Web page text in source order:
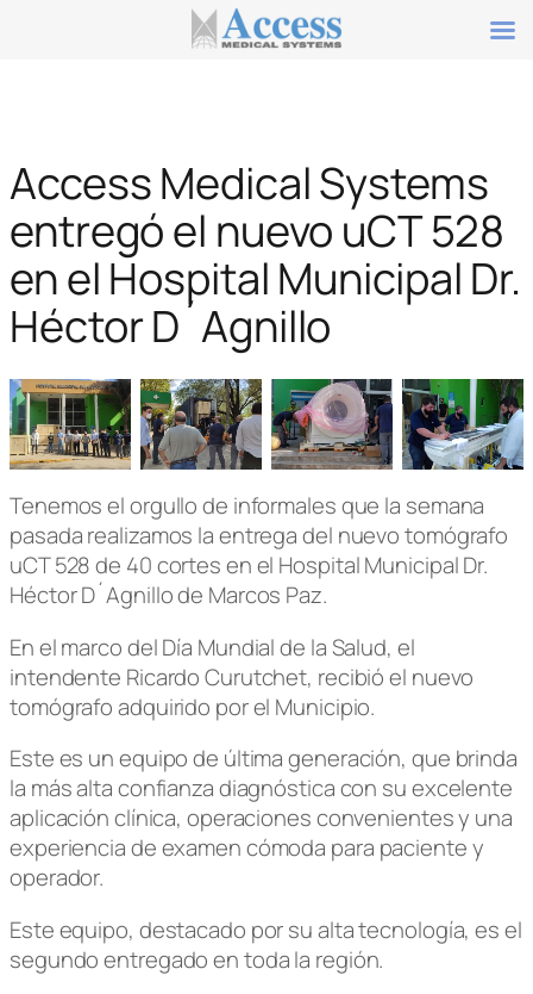
Access Medical Systems
entregó el nuevo uCT 528
en el Hospital Municipal Dr.
Héctor D´Agnillo
Tenemos el orgullo de informales que la semana
pasada realizamos la entrega del nuevo tomógrafo
uCT 528 de 40 cortes en el Hospital Municipal Dr.
Héctor D´Agnillo de Marcos Paz.
En el marco del Día Mundial de la Salud, el
intendente Ricardo Curutchet, recibió el nuevo
tomógrafo adquirido por el Municipio.
Este es un equipo de última generación, que brinda
la más alta confianza diagnóstica con su excelente
aplicación clínica, operaciones convenientes y una
experiencia de examen cómoda para paciente y
operador.
Este equipo, destacado por su alta tecnología, es el
segundo entregado en toda la región.